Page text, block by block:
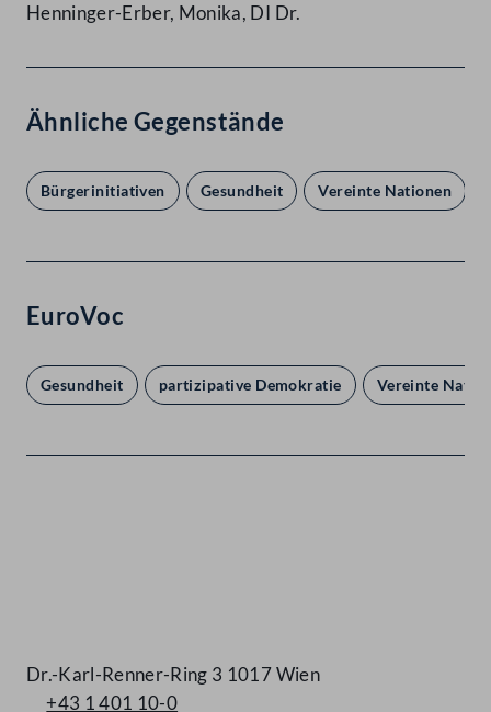
Henninger-Erber, Monika, DI Dr.
Ähnliche Gegenstände
Bürgerinitiativen Gesundheit Vereinte Nationen
EuroVoc
Gesundheit partizipative Demokratie Vereinte
Dr.-Karl-Renner-Ring 3 1017 Wien
+43 1 401 10-0